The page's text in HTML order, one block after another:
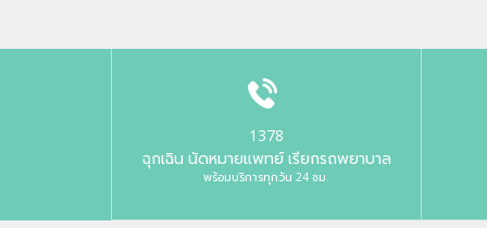
1378
ฉุกเฉิน นัดหมายแพทย์ เรียกรถพยาบาล
พร้อมบริการทุกวัน 24 ชม.